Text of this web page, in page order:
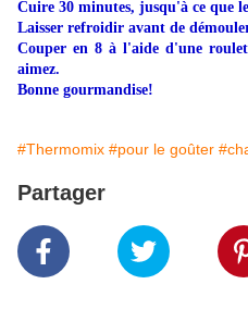
Cuire 30 minutes, jusqu'à ce que
Laisser refroidir avant de
Couper en 8 à l'aide d'une
aimez.
Bonne gourmandise!
#Thermomix #pour le goûter
Partager